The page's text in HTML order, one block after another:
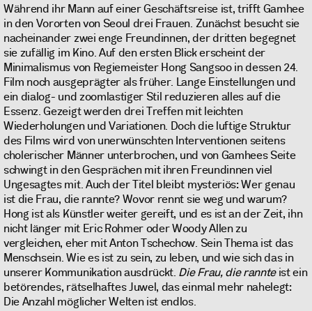
Während ihr Mann auf einer Geschäftsreise ist, trifft Gamhee
in den Vororten von Seoul drei Frauen. Zunächst besucht sie
nacheinander zwei enge Freundinnen, der dritten begegnet
sie zufällig im Kino. Auf den ersten Blick erscheint der
Minimalismus von Regiemeister Hong Sangsoo in dessen 24.
Film noch ausgeprägter als früher. Lange Einstellungen und
ein dialog- und zoomlastiger Stil reduzieren alles auf die
Essenz. Gezeigt werden drei Treffen mit leichten
Wiederholungen und Variationen. Doch die luftige Struktur
des Films wird von unerwünschten Interventionen seitens
cholerischer Männer unterbrochen, und von Gamhees Seite
schwingt in den Gesprächen mit ihren Freundinnen viel
Ungesagtes mit. Auch der Titel bleibt mysteriös: Wer genau
ist die Frau, die rannte? Wovor rennt sie weg und warum?
Hong ist als Künstler weiter gereift, und es ist an der Zeit, ihn
nicht länger mit Eric Rohmer oder Woody Allen zu
vergleichen, eher mit Anton Tschechow. Sein Thema ist das
Menschsein. Wie es ist zu sein, zu leben, und wie sich das in
unserer Kommunikation ausdrückt. Die Frau, die rannteist ein
betörendes, rätselhaftes Juwel, das einmal mehr nahelegt:
Die Anzahl möglicher Welten ist endlos.